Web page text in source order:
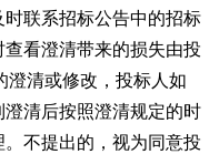
联系招标公告中的招标
看澄清带来的损失由投
清或修改，投标人如
清后按照澄清规定的时
不提出的，视为同意投